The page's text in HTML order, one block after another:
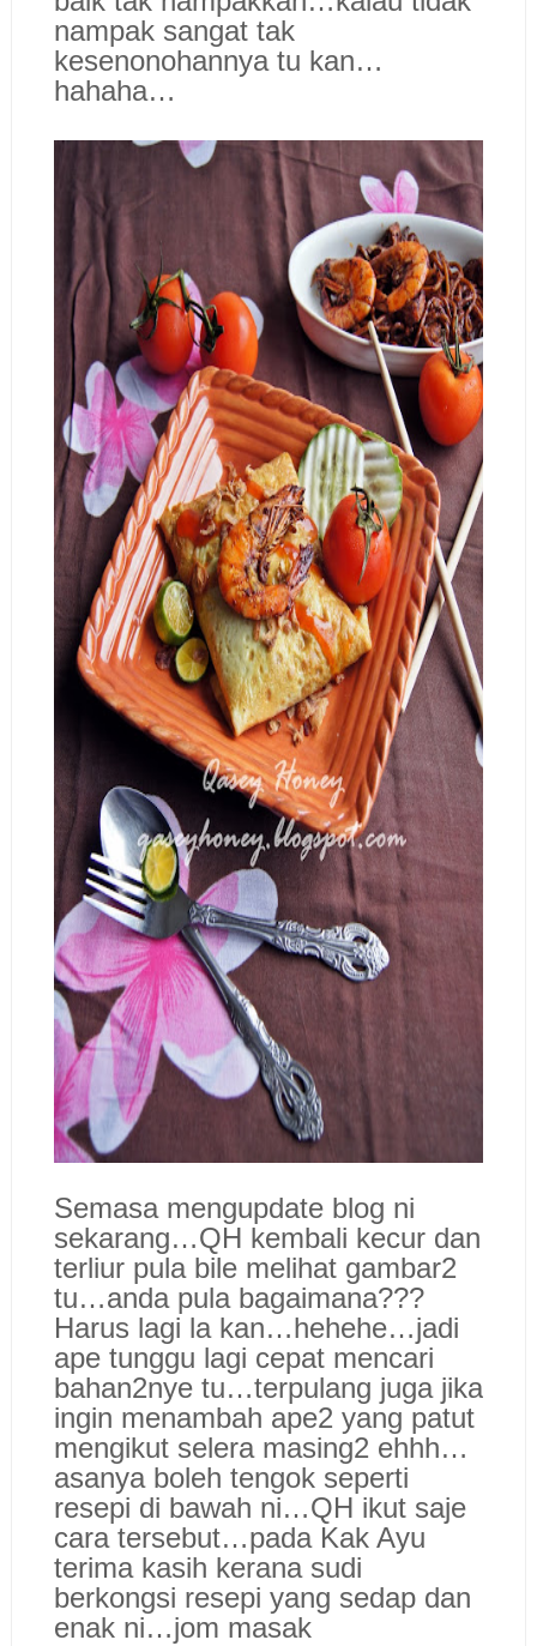
nampak sangat tak
kesenonohannya tu kan…
hahaha…
Semasa mengupdate blog ni
sekarang…QH kembali kecur dan
terliur pula bile melihat gambar2
tu…anda pula bagaimana???
Harus lagi la kan…hehehe…jadi
ape tunggu lagi cepat mencari
bahan2nye tu…terpulang juga jika
ingin menambah ape2 yang patut
mengikut selera masing2 ehhh…
asanya boleh tengok seperti
resepi di bawah ni…QH ikut saje
cara tersebut…pada Kak Ayu
terima kasih kerana sudi
berkongsi resepi yang sedap dan
enak ni…jom masak